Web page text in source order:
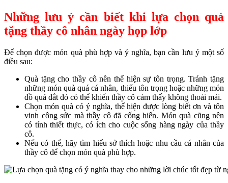
Những lưu ý cần biết khi lựa chọn quà
tặng thầy cô nhân ngày họp lớp
Để chọn được món quà phù hợp và ý nghĩa, bạn cần lưu ý một số
điều sau:
Quà tặng cho thầy cô nên thể hiện sự tôn trọng. Tránh tặng
những món quà quá cá nhân, thiếu tôn trọng hoặc những món
đồ quá đắt đỏ có thể khiến thầy cô cảm thấy không thoải mái.
Chọn món quà có ý nghĩa, thể hiện được lòng biết ơn và tôn
vinh công sức mà thầy cô đã cống hiến. Món quà cũng nên
có tính thiết thực, có ích cho cuộc sống hàng ngày của thầy
cô.
Nếu có thể, hãy tìm hiểu sở thích hoặc nhu cầu cá nhân của
thầy cô để chọn món quà phù hợp.